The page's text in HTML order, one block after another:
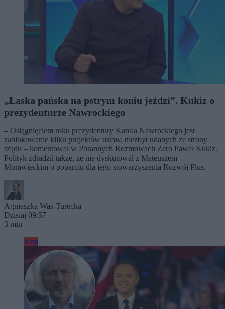
„Łaska pańska na pstrym koniu jeździ”. Kukiz o
prezydenturze Nawrockiego
– Osiągnięciem roku prezydentury Karola Nawrockiego jest
zablokowanie kilku projektów ustaw, niezbyt udanych ze strony
rządu – komentował w Porannych Rozmowach Zero Paweł Kukiz.
Polityk zdradził także, że nie dyskutował z Mateuszem
Morawieckim o poparciu dla jego stowarzyszenia Rozwój Plus.
Agnieszka Waś-Turecka
Dzisiaj 09:57
3 min
Kraj